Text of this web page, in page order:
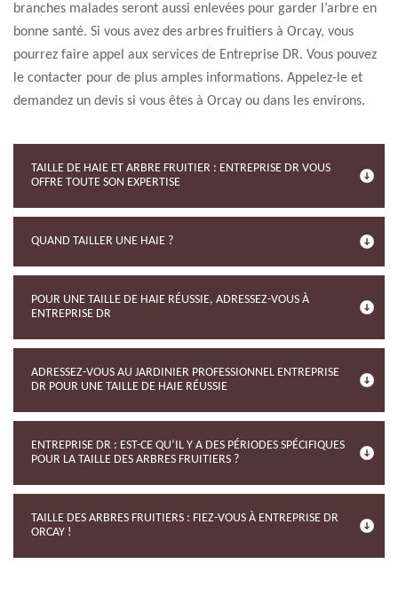
branches malades seront aussi enlevées pour garder l’arbre en
bonne santé. Si vous avez des arbres fruitiers à Orcay, vous
pourrez faire appel aux services de Entreprise DR. Vous pouvez
le contacter pour de plus amples informations. Appelez-le et
demandez un devis si vous êtes à Orcay ou dans les environs.
TAILLE DE HAIE ET ARBRE FRUITIER : ENTREPRISE DR VOUS
OFFRE TOUTE SON EXPERTISE
QUAND TAILLER UNE HAIE ?
POUR UNE TAILLE DE HAIE RÉUSSIE, ADRESSEZ-VOUS À
ENTREPRISE DR
ADRESSEZ-VOUS AU JARDINIER PROFESSIONNEL ENTREPRISE
DR POUR UNE TAILLE DE HAIE RÉUSSIE
ENTREPRISE DR : EST-CE QU’IL Y A DES PÉRIODES SPÉCIFIQUES
POUR LA TAILLE DES ARBRES FRUITIERS ?
TAILLE DES ARBRES FRUITIERS : FIEZ-VOUS À ENTREPRISE DR
ORCAY !